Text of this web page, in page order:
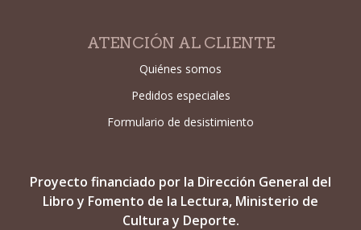
ATENCIÓN AL CLIENTE
Quiénes somos
Pedidos especiales
Formulario de desistimiento
Proyecto financiado por la Dirección General del
Libro y Fomento de la Lectura, Ministerio de
Cultura y Deporte.